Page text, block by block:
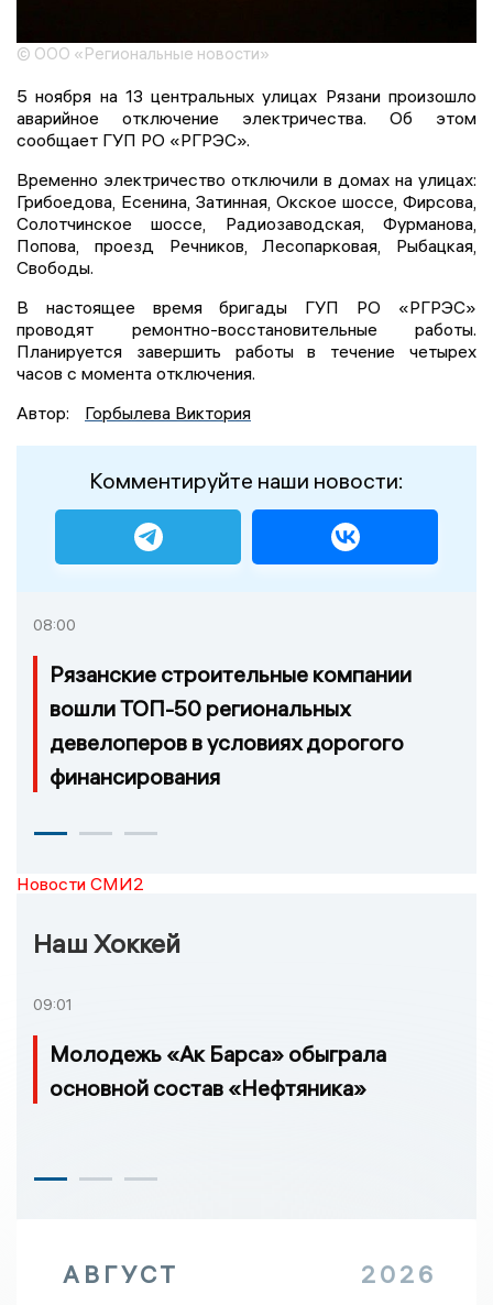
© ООО «Региональные новости»
5 ноября на 13 центральных улицах Рязани произошло
аварийное отключение электричества. Об этом
сообщает ГУП РО «РГРЭС».
Временно электричество отключили в домах на улицах:
Грибоедова, Есенина, Затинная, Окское шоссе, Фирсова,
Солотчинское шоссе, Радиозаводская, Фурманова,
Попова, проезд Речников, Лесопарковая, Рыбацкая,
Свободы.
В настоящее время бригады ГУП РО «РГРЭС»
проводят ремонтно-восстановительные работы.
Планируется завершить работы в течение четырех
часов с момента отключения.
Автор:
Горбылева Виктория
Комментируйте наши новости:
08:00
Рязанские строительные компании
вошли ТОП-50 региональных
девелоперов в условиях дорогого
финансирования
Новости СМИ2
Наш Хоккей
09:01
Молодежь «Ак Барса» обыграла
основной состав «Нефтяника»
АВГУСТ 2026